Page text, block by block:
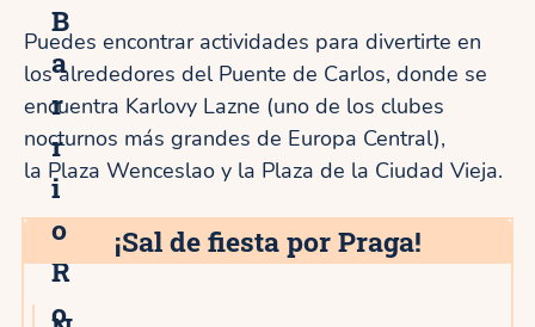
B
a
r
r
i
o
R
o
Puedes encontrar actividades para divertirte en
los alrededores del Puente de Carlos, donde se
encuentra Karlovy Lazne (uno de los clubes
nocturnos más grandes de Europa Central),
la Plaza Wenceslao y la Plaza de la Ciudad Vieja.
¡Sal de fiesta por Praga!